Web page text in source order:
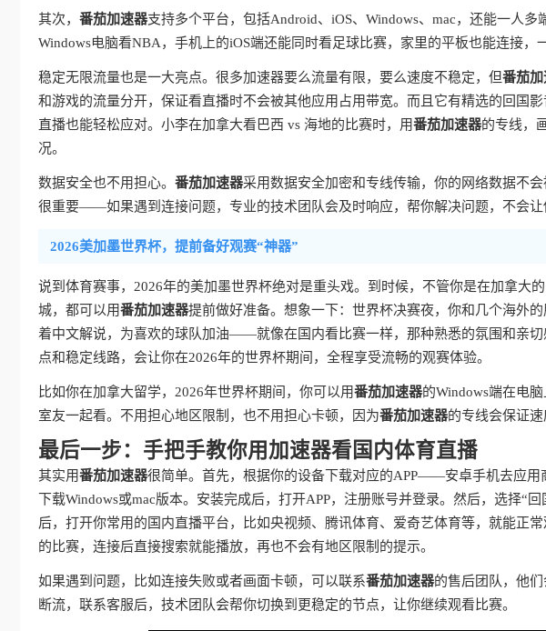
其次， 番茄加速器支持多个平台，包括Android、iOS、Windows、mac，还能一人
Windows电脑看NBA，手机上的iOS端还能同时看足球比赛，家里的平板也能连接，
稳定无限流量也是一大亮点。很多加速器要么流量有限，要么速度不稳定，但番茄加
和游戏的流量分开，保证看直播时不会被其他应用占用带宽。而且它有精选的回国
直播也能轻松应对。小李在加拿大看巴西 vs 海地的比赛时，用番茄加速器的专线，
况。
数据安全也不用担心。 番茄加速器采用数据安全加密和专线传输，你的网络数据不
很重要——如果遇到连接问题，专业的技术团队会及时响应，帮你解决问题，不会让
2026美加墨世界杯，提前备好观赛“神器”
说到体育赛事，2026年的美加墨世界杯绝对是重头戏。到时候，不管你是在加拿大
城，都可以用番茄加速器提前做好准备。想象一下：世界杯决赛夜，你和几个海外的
着中文解说，为喜欢的球队加油——就像在国内看比赛一样，那种熟悉的氛围和亲切
点和稳定线路，会让你在2026年的世界杯期间，全程享受流畅的观赛体验。
比如你在加拿大留学，2026年世界杯期间，你可以用番茄加速器的Windows端在电
室友一起看。不用担心地区限制，也不用担心卡顿，因为番茄加速器的专线会保证速
最后一步：手把手教你用加速器看国内体育直播
其实用番茄加速器很简单。首先，根据你的设备下载对应的APP——安卓手机去应用
下载Windows或mac版本。安装完成后，打开APP，注册账号并登录。然后，选择“
后，打开你常用的国内直播平台，比如央视频、腾讯体育、爱奇艺体育等，就能正
的比赛，连接后直接搜索就能播放，再也不会有地区限制的提示。
如果遇到问题，比如连接失败或者画面卡顿，可以联系番茄加速器的售后团队，他
断流，联系客服后，技术团队会帮你切换到更稳定的节点，让你继续观看比赛。